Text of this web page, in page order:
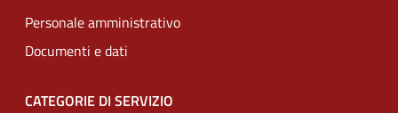
Personale amministrativo
Documenti e dati
CATEGORIE DI SERVIZIO